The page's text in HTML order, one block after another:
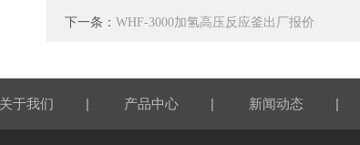
下一条：WHF-3000加氢高压反应釜出厂报价
关于我们 | 产品中心 | 新闻动态 |